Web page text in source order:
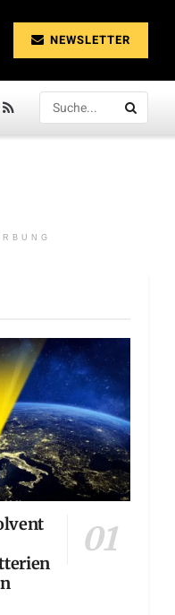
NEWSLETTER